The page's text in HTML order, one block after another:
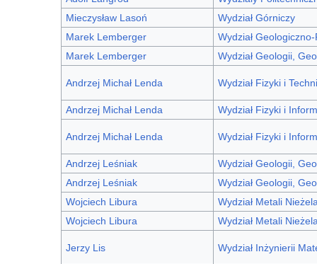
Mieczysław Lasoń
Wydział Górniczy
Marek Lemberger
Wydział
Marek Lemberger
Wydział Geologii,
Andrzej Michał Lenda Wydział Fizyki i
Andrzej Michał Lenda Wydział Fizyki i
Andrzej Michał Lenda Wydział Fizyki i
Andrzej Leśniak
Wydział Geologii,
Andrzej Leśniak
Wydział Geologii,
Wojciech Libura
Wydział Metali
Wojciech Libura
Wydział Metali
Jerzy Lis Wydział Inżynierii